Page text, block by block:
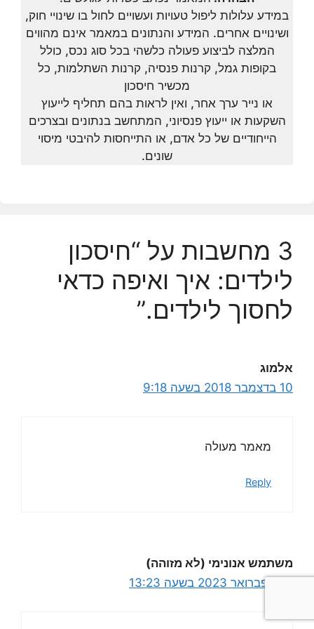
במידע עלולות ליפול טעויות ועשויים לחול בו שינויי חוק,
ושינויים אחרים. המידע והנתונים במאמר אינם מהווים
המלצה לביצוע פעולה כלשהי בכל סוג נכס, כולל
בקופות גמל, קרנות פנסיה, קרנות השתלמות, כל
מכשיר חיסכון
או נייר ערך אחר, ואין לראות בהם תחליף לייעוץ
השקעות או ייעוץ פנסיוני, המתחשב בנתונים ובצרכים
הייחודיים של כל אדם, או התייחסות להיבטי מיסוי
שונים.
3 מחשבות על “חיסכון
לילדים: איך ואיפה כדאי
לחסוך לילדים.”
אלמוג
10 בדצמבר 2018 בשעה 9:18
מאמר מעולה
Reply
משתמש אנונימי (לא מזוהה)